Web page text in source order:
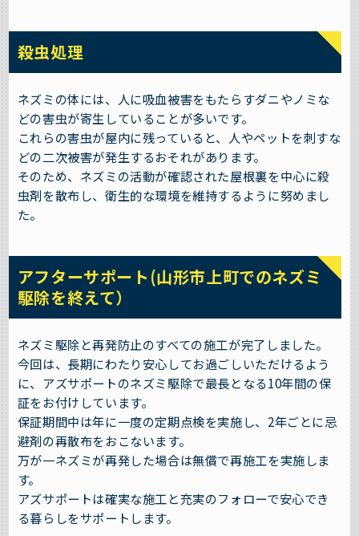
殺虫処理
ネズミの体には、人に吸血被害をもたらすダニやノミな
どの害虫が寄生していることが多いです。
これらの害虫が屋内に残っていると、人やペットを刺すな
どの二次被害が発生するおそれがあります。
そのため、ネズミの活動が確認された屋根裏を中心に殺
虫剤を散布し、衛生的な環境を維持するように努めまし
た。
アフターサポート(山形市上町でのネズミ
駆除を終えて）
ネズミ駆除と再発防止のすべての施工が完了しました。
今回は、長期にわたり安心してお過ごしいただけるよう
に、アズサポートのネズミ駆除で最長となる10年間の保
証をお付けしています。
保証期間中は年に一度の定期点検を実施し、2年ごとに忌
避剤の再散布をおこないます。
万が一ネズミが再発した場合は無償で再施工を実施しま
す。
アズサポートは確実な施工と充実のフォローで安心でき
る暮らしをサポートします。